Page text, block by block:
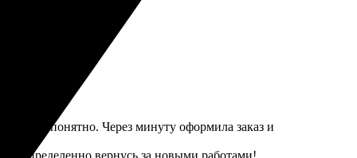
легко и понятно. Через минуту оформила заказ и